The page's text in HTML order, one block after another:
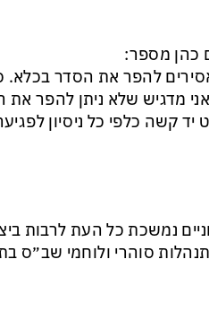
כהן מספר:
להפר את הסדר בכלא.
מדגיש שלא ניתן להפר
קשה כלפי כל ניסיון
נמשכת כל העת לרבות
סוהרי ולוחמי שב״ס